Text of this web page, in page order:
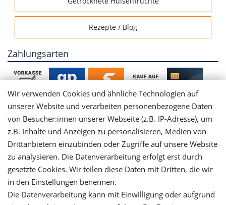
Rezepte / Blog
Zahlungsarten
Mein Konto
Login
Registrieren
Wir verwenden Cookies und ähnliche Technologien auf
unserer Website und verarbeiten personenbezogene Daten
von Besucher:innen unserer Webseite (z.B. IP-Adresse), um
z.B. Inhalte und Anzeigen zu personalisieren, Medien von
Drittanbietern einzubinden oder Zugriffe auf unsere Website
zu analysieren. Die Datenverarbeitung erfolgt erst durch
gesetzte Cookies. Wir teilen diese Daten mit Dritten, die wir
in den Einstellungen benennen.
Die Datenverarbeitung kann mit Einwilligung oder aufgrund